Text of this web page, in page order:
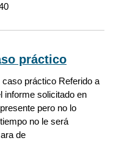
práctico
práctico Referido a
informe solicitado en
pero no lo
no le será
de